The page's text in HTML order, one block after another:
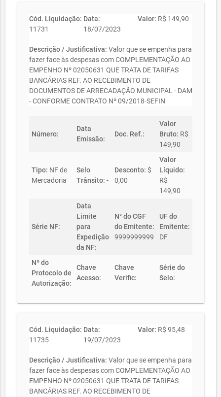
Cód. Liquidação:
11731
Data:
18/07/2023
Valor: R$ 149,90
Descrição / Justificativa: Valor que se empenha para
fazer face às despesas com COMPLEMENTAÇÃO AO
EMPENHO Nº 02050631 QUE TRATA DE TARIFAS
BANCÁRIAS REF. AO RECEBIMENTO DE
DOCUMENTOS DE ARRECADAÇÃO MUNICIPAL - DAM
- CONFORME CONTRATO Nº 09/2018-SEFIN
Número:
Data
Emissão:
Doc. Ref.:
Valor
Bruto: R$
149,90
Tipo: NF de
Mercadoria
Selo
Trânsito: -
Desconto: $
0,00
Valor
Líquido:
R$
149,90
Série NF:
Data
Limite
para
Expedição
da NF:
N° do CGF
do Emitente:
9999999999
UF do
Emitente:
DF
Nº do
Protocolo de
Autorização:
Chave
Acesso:
Chave
Verific:
Série do
Selo:
Cód. Liquidação:
11735
Data:
19/07/2023
Valor: R$ 95,48
Descrição / Justificativa: Valor que se empenha para
fazer face às despesas com COMPLEMENTAÇÃO AO
EMPENHO Nº 02050631 QUE TRATA DE TARIFAS
BANCÁRIAS REF. AO RECEBIMENTO DE